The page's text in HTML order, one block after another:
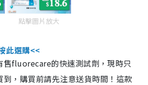
點擊圖片放大
此選購<<
售fluorecare的快速測試劑，現時只
，購買前請先注意送貨時間！這款